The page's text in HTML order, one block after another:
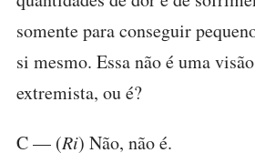
somente para conseguir
si mesmo. Essa não é uma
extremista, ou é?
C — (Ri) Não, não é.